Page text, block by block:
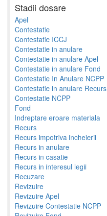
Stadii dosare
Apel
Contestatie
Contestatie ICCJ
Contestatie in anulare
Contestatie in anulare Apel
Contestatie in anulare Fond
Contestatie In Anulare NCPP
Contestatie in anulare Recurs
Contestatie NCPP
Fond
Indreptare eroare materiala
Recurs
Recurs impotriva incheierii
Recurs in anulare
Recurs in casatie
Recurs in interesul legii
Recuzare
Revizuire
Revizuire Apel
Revizuire Contestatie NCPP